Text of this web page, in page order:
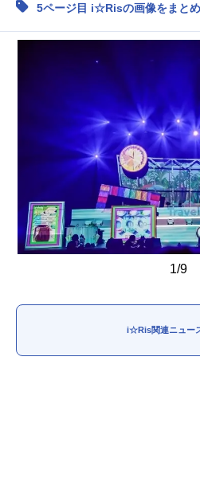
配信・Vtuber
アニメ映画一覧
今期アニメ曜日別一覧
春アニメ
秋アニメ
男性声優/女性声優一覧
5ページ目 i☆Risの画像をまと
1/9
i☆Ris関連ニュー